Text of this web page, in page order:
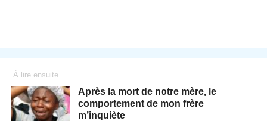
À lire ensuite
Après la mort de notre mère, le
comportement de mon frère
m’inquiète